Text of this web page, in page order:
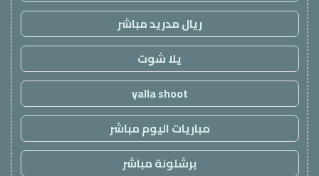
ريال مدريد مباشر
يلا شوت
yalla shoot
مباريات اليوم مباشر
برشلونة مباشر